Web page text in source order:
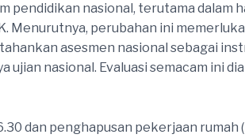
pendidikan nasional, terutama dalam
Menurutnya, perubahan ini
asesmen nasional sebagai
nasional. Evaluasi semacam ini
dan penghapusan pekerjaan rumah